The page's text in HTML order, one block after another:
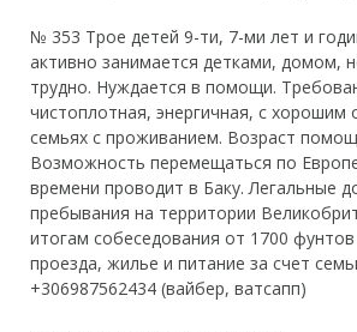
№ 353 Трое детей 9-ти, 7-ми лет и
активно занимается детками, домом,
трудно. Нуждается в помощи.
чистоплотная, энергичная, с
семьях с проживанием. Возраст
Возможность перемещаться по
времени проводит в Баку. Легальные
пребывания на территории
итогам собеседования от 1700
проезда, жилье и питание за счет
+306987562434 (вайбер, ватсапп)